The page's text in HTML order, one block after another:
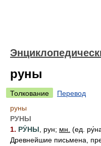
руны
Толкование
Перевод
руны
РУНЫ
1. РУ́НЫ , рун; мн. (ед.
Древнейшие письмена,